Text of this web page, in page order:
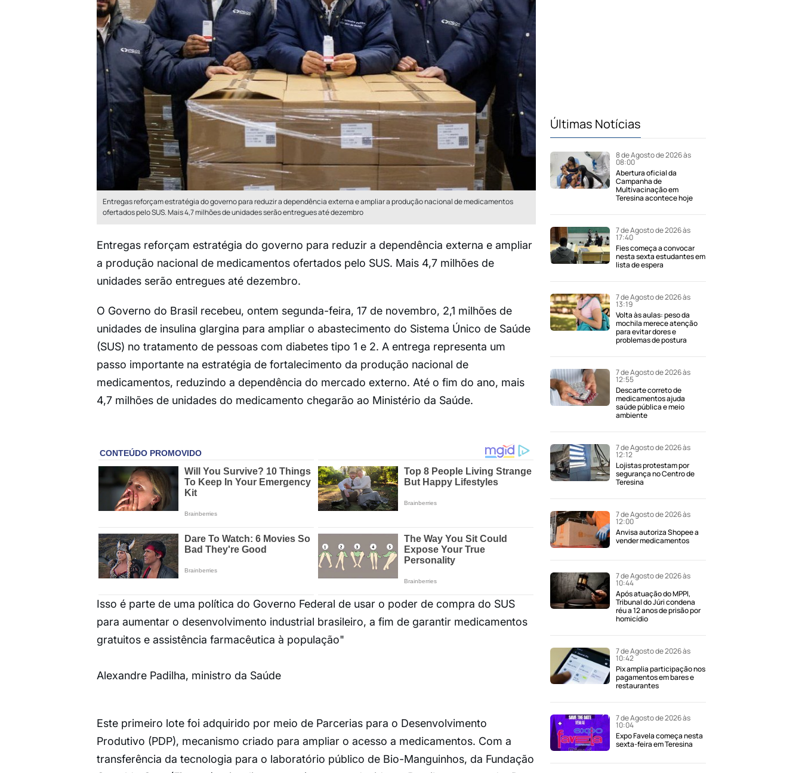
Entregas reforçam estratégia do governo para reduzir a dependência externa e ampliar a produção nacional de medicamentos
ofertados pelo SUS. Mais 4,7 milhões de unidades serão entregues até dezembro
Entregas reforçam estratégia do governo para reduzir a dependência externa e ampliar
a produção nacional de medicamentos ofertados pelo SUS. Mais 4,7 milhões de
unidades serão entregues até dezembro.
O Governo do Brasil recebeu, ontem segunda-feira, 17 de novembro, 2,1 milhões de
unidades de insulina glargina para ampliar o abastecimento do Sistema Único de Saúde
(SUS) no tratamento de pessoas com diabetes tipo 1 e 2. A entrega representa um
passo importante na estratégia de fortalecimento da produção nacional de
medicamentos, reduzindo a dependência do mercado externo. Até o fim do ano, mais
4,7 milhões de unidades do medicamento chegarão ao Ministério da Saúde.
Isso é parte de uma política do Governo Federal de usar o poder de compra do SUS
para aumentar o desenvolvimento industrial brasileiro, a fim de garantir medicamentos
gratuitos e assistência farmacêutica à população"
Alexandre Padilha, ministro da Saúde
Este primeiro lote foi adquirido por meio de Parcerias para o Desenvolvimento
Produtivo (PDP), mecanismo criado para ampliar o acesso a medicamentos. Com a
transferência da tecnologia para o laboratório público de Bio-Manguinhos, da Fundação
Últimas Notícias
8 de Agosto de 2026 às
08:00
Abertura oficial da
Campanha de
Multivacinação em
Teresina acontece hoje
7 de Agosto de 2026 às
17:40
Fies começa a convocar
nesta sexta estudantes em
lista de espera
7 de Agosto de 2026 às
13:19
Volta às aulas: peso da
mochila merece atenção
para evitar dores e
problemas de postura
7 de Agosto de 2026 às
12:55
Descarte correto de
medicamentos ajuda
saúde pública e meio
ambiente
7 de Agosto de 2026 às
12:12
Lojistas protestam por
segurança no Centro de
Teresina
7 de Agosto de 2026 às
12:00
Anvisa autoriza Shopee a
vender medicamentos
7 de Agosto de 2026 às
10:44
Após atuação do MPPI,
Tribunal do Júri condena
réu a 12 anos de prisão por
homicídio
7 de Agosto de 2026 às
10:42
Pix amplia participação nos
pagamentos em bares e
restaurantes
7 de Agosto de 2026 às
10:04
Expo Favela começa nesta
sexta-feira em Teresina